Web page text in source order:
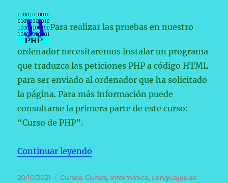
Datos.
Para realizar las pruebas en nuestro
ordenador necesitaremos instalar un programa
que traduzca las peticiones PHP a código HTML
para ser enviado al ordenador que ha solicitado
la página. Para más información puede
consultarse la primera parte de este curso:
“Curso de PHP”.
Continuar leyendo
Publicado
20/10/2021 Categorías
Cursos,Cursos, Informática, Lenguajes de